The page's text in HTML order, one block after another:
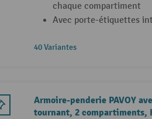
chaque compartiment
Avec porte-étiquettes
40 Variantes
Armoire-penderie PAVOY
tournant, 2 compartiments,